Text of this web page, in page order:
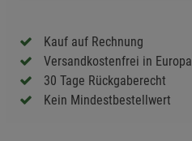
Kauf auf Rechnung
Versandkostenfrei in Europa
30 Tage Rückgaberecht
Kein Mindestbestellwert